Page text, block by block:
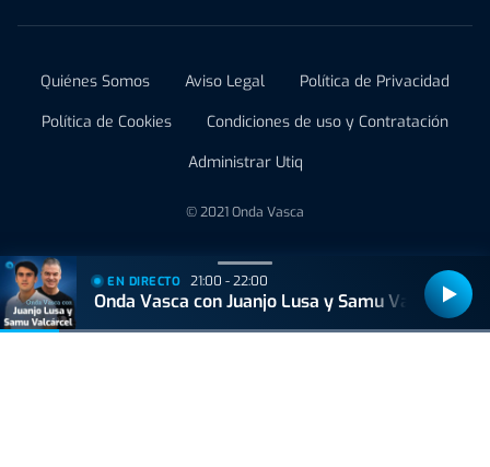
Quiénes Somos Aviso Legal
Política de Privacidad
Política de Cookies
Condiciones de uso y Contratación
Administrar Utiq
© 2021 Onda Vasca
EN DIRECTO 21:00 - 22:00
Onda Vasca con Juanjo Lusa y Samu Valcárcel